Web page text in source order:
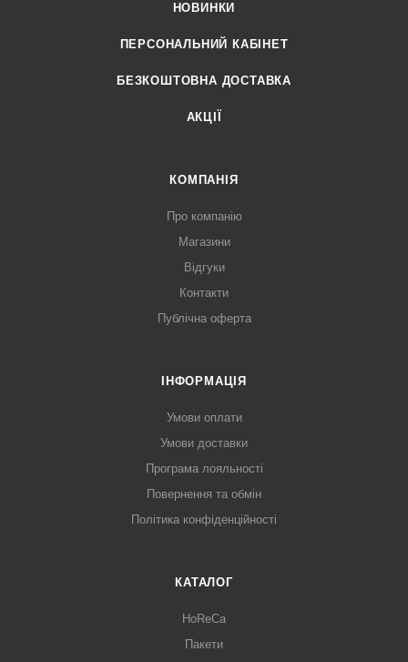
НОВИНКИ
ПЕРСОНАЛЬНИЙ КАБІНЕТ
БЕЗКОШТОВНА ДОСТАВКА
АКЦІЇ
КОМПАНІЯ
Про компанію
Магазини
Відгуки
Контакти
Публічна оферта
ІНФОРМАЦІЯ
Умови оплати
Умови доставки
Програма лояльності
Повернення та обмін
Політика конфіденційності
КАТАЛОГ
HoReCa
Пакети